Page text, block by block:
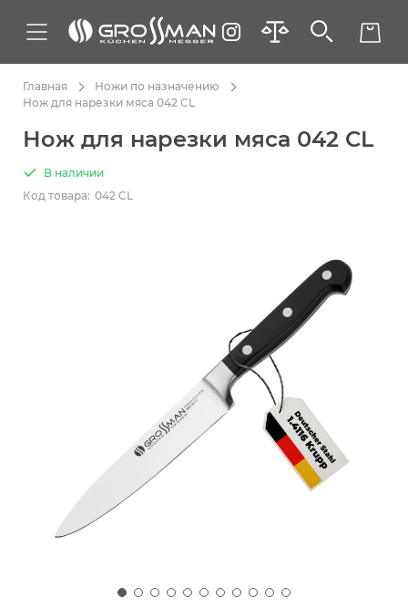
Главная
Ножи по назначению
Нож для нарезки мяса 042 CL
Нож для нарезки мяса 042 CL
В наличии
Код товара: 042 CL